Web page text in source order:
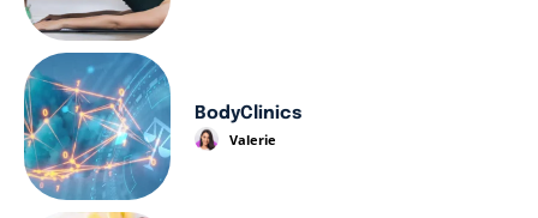
BodyClinics
Valerie